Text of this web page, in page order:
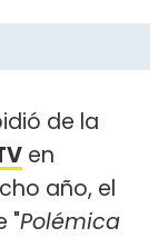
de la
en
año, el
"Polémica